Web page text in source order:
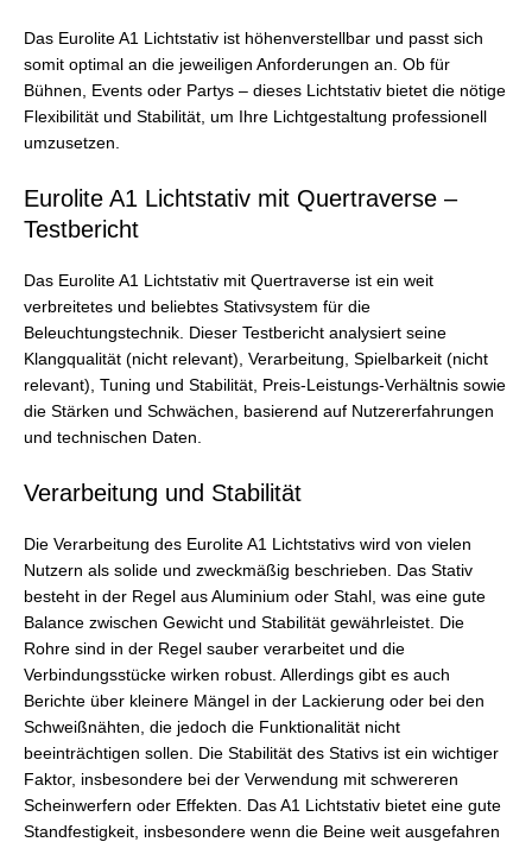
Das Eurolite A1 Lichtstativ ist höhenverstellbar und passt sich
somit optimal an die jeweiligen Anforderungen an. Ob für
Bühnen, Events oder Partys – dieses Lichtstativ bietet die nötige
Flexibilität und Stabilität, um Ihre Lichtgestaltung professionell
umzusetzen.
Eurolite A1 Lichtstativ mit Quertraverse –
Testbericht
Das Eurolite A1 Lichtstativ mit Quertraverse ist ein weit
verbreitetes und beliebtes Stativsystem für die
Beleuchtungstechnik. Dieser Testbericht analysiert seine
Klangqualität (nicht relevant), Verarbeitung, Spielbarkeit (nicht
relevant), Tuning und Stabilität, Preis-Leistungs-Verhältnis sowie
die Stärken und Schwächen, basierend auf Nutzererfahrungen
und technischen Daten.
Verarbeitung und Stabilität
Die Verarbeitung des Eurolite A1 Lichtstativs wird von vielen
Nutzern als solide und zweckmäßig beschrieben. Das Stativ
besteht in der Regel aus Aluminium oder Stahl, was eine gute
Balance zwischen Gewicht und Stabilität gewährleistet. Die
Rohre sind in der Regel sauber verarbeitet und die
Verbindungsstücke wirken robust. Allerdings gibt es auch
Berichte über kleinere Mängel in der Lackierung oder bei den
Schweißnähten, die jedoch die Funktionalität nicht
beeinträchtigen sollen. Die Stabilität des Stativs ist ein wichtiger
Faktor, insbesondere bei der Verwendung mit schwereren
Scheinwerfern oder Effekten. Das A1 Lichtstativ bietet eine gute
Standfestigkeit, insbesondere wenn die Beine weit ausgefahren